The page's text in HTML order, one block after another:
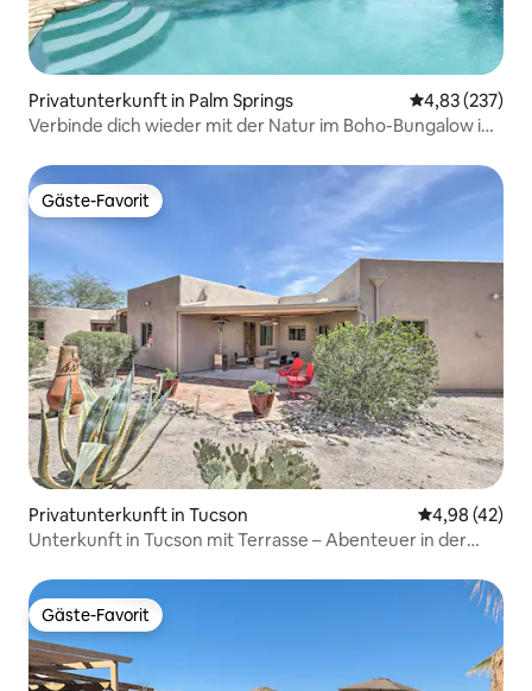
Privatunterkunft in Palm Springs
4,83 (237)
Verbinde dich wieder mit der Natur im Boho-Bungalow in
Gäste-Favorit
Gäste-Favorit
Privatunterkunft in Tucson
4,98 (42)
Unterkunft in Tucson mit Terrasse – Abenteuer in der
Gäste-Favorit
Gäste-Favorit